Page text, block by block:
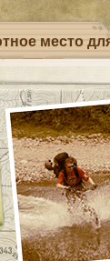
место